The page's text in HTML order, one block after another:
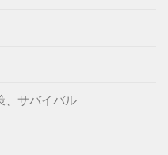
、サバイバル